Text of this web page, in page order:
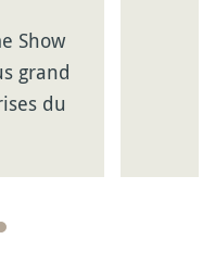
Show
grand
du